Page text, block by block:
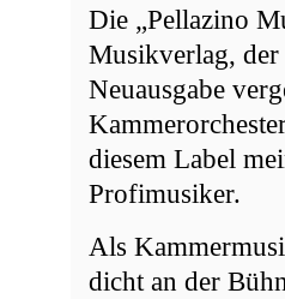
Die „Pellazino
Musikverlag,
Neuausgabe
diesem Label
Profimusiker.
Als
dicht an der